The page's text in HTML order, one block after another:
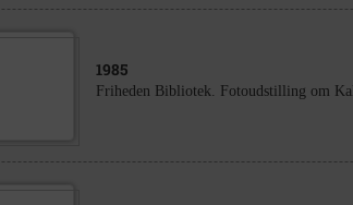
1985
Friheden Bibliotek. Fotoudstilling om